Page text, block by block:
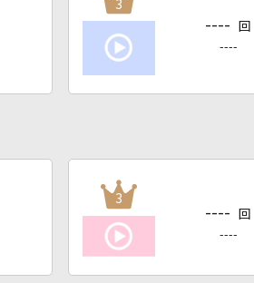
3
---- 回
----
3
---- 回
----